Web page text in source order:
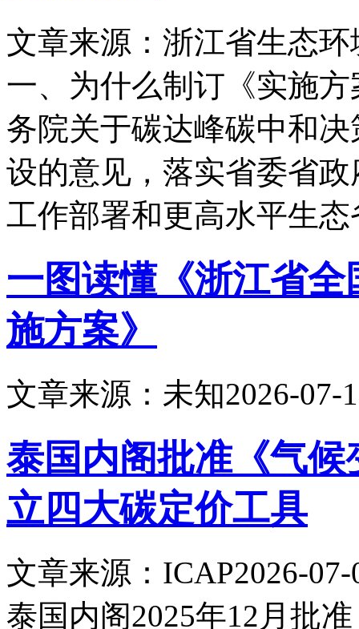
文章来源：浙江省生态环
一、为什么制订《实施
务院关于碳达峰碳中和
设的意见，落实省委省
工作部署和更高水平生态
一图读懂《浙江省
施方案》
文章来源：未知2026-07-
泰国内阁批准《气
立四大碳定价工具
文章来源：ICAP2026-
泰国内阁2025年12月批